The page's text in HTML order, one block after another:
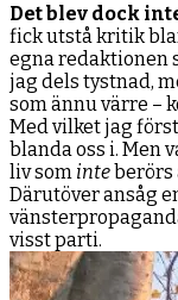
Det blev dock
fick utstå kritik
egna redaktionen
jag dels tystnad,
som ännu värre –
Med vilket jag
blanda oss i. Men
liv som inteberörs
Därutöver ansåg
visst parti.